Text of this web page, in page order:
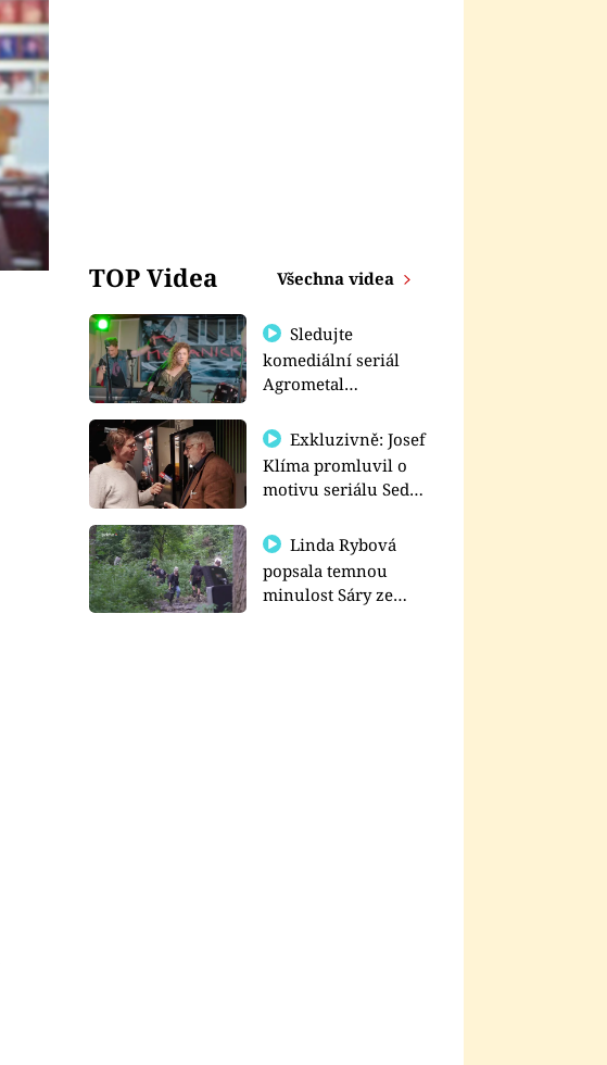
TOP Videa Všechna videa
Sledujte
komediální seriál
Agrometal
prima+
Exkluzivně: Josef
Klíma promluvil o
motivu seriálu Sedm
Linda Rybová
popsala temnou
minulost Sáry ze